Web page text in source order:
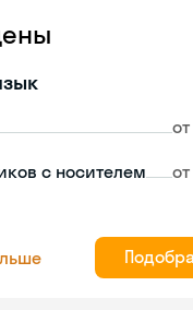
с носителем